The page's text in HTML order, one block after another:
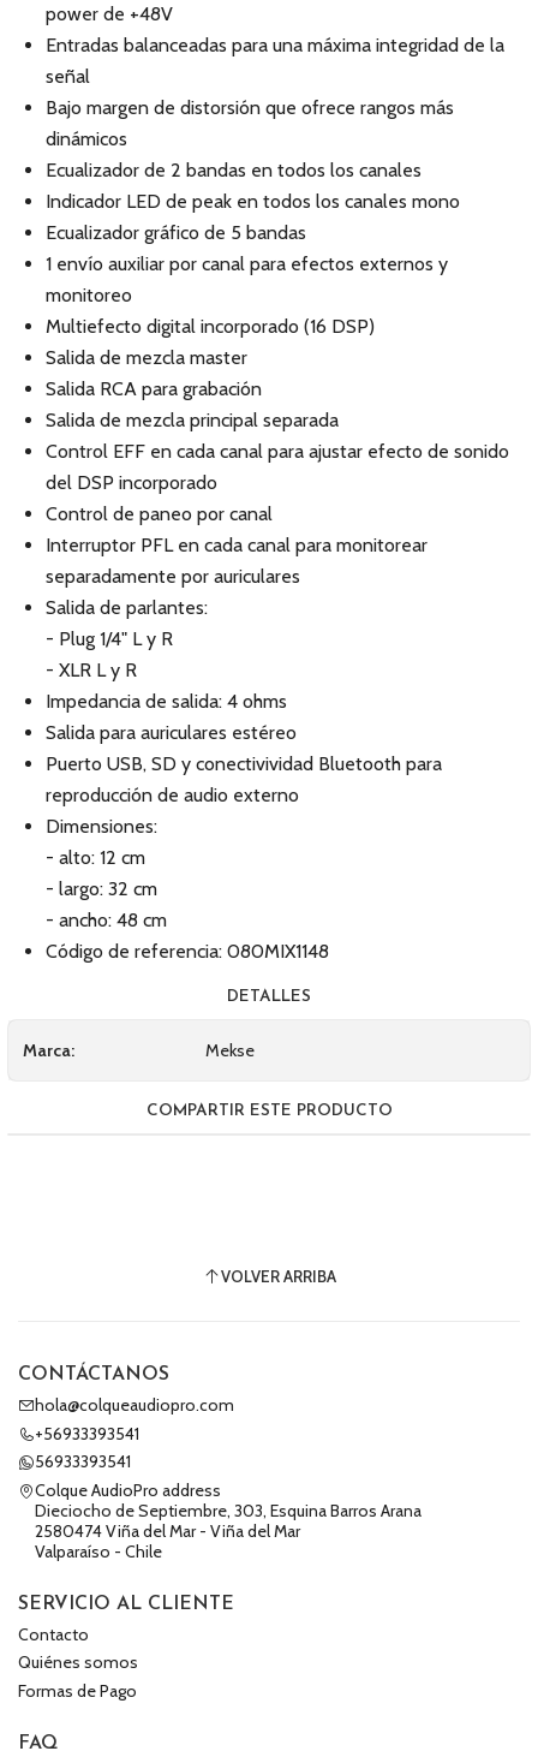
power de +48V
Entradas balanceadas para una máxima integridad de la
señal
Bajo margen de distorsión que ofrece rangos más
dinámicos
Ecualizador de 2 bandas en todos los canales
Indicador LED de peak en todos los canales mono
Ecualizador gráfico de 5 bandas
1 envío auxiliar por canal para efectos externos y
monitoreo
Multiefecto digital incorporado (16 DSP)
Salida de mezcla master
Salida RCA para grabación
Salida de mezcla principal separada
Control EFF en cada canal para ajustar efecto de sonido
del DSP incorporado
Control de paneo por canal
Interruptor PFL en cada canal para monitorear
separadamente por auriculares
Salida de parlantes:
- Plug 1/4" L y R
- XLR L y R
Impedancia de salida: 4 ohms
Salida para auriculares estéreo
Puerto USB, SD y conectivividad Bluetooth para
reproducción de audio externo
Dimensiones:
- alto: 12 cm
- largo: 32 cm
- ancho: 48 cm
Código de referencia: 080MIX1148
DETALLES
Marca: Mekse
COMPARTIR ESTE PRODUCTO
VOLVER ARRIBA
CONTÁCTANOS
hola@colqueaudiopro.com
+56933393541
56933393541
Colque AudioPro address
Dieciocho de Septiembre, 303, Esquina Barros Arana
2580474 Viña del Mar - Viña del Mar
Valparaíso - Chile
SERVICIO AL CLIENTE
Contacto
Quiénes somos
Formas de Pago
FAQ